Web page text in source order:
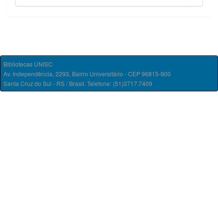
Bibliotecas UNISC
Av. Independência, 2293, Bairro Universitário - CEP 96815-900
Santa Cruz do Sul - RS / Brasil. Telefone: (51)3717.7409